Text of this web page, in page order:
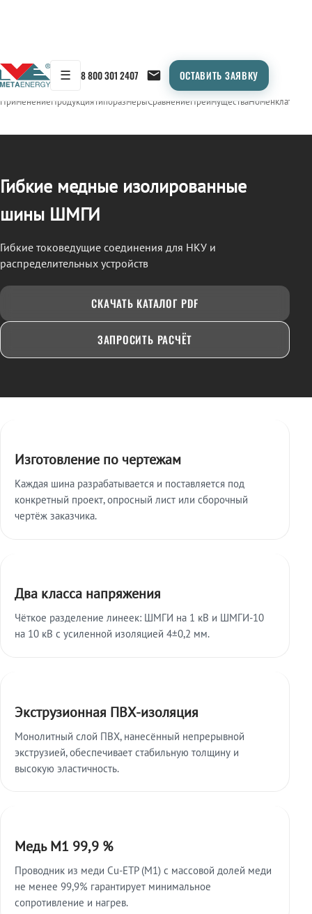
☰ 8 800 301 2407 ОСТАВИТЬ ЗАЯВКУ
← Продукция/ШМГИ
ПрименениеПродукцияТипоразмерыСравнениеПреимуществаНоменклатура
Гибкие медные изолированные
шины ШМГИ
Гибкие токоведущие соединения для НКУ и
распределительных устройств
СКАЧАТЬ КАТАЛОГ PDF
ЗАПРОСИТЬ РАСЧЁТ
Изготовление по чертежам
Каждая шина разрабатывается и поставляется под
конкретный проект, опросный лист или сборочный
чертёж заказчика.
Два класса напряжения
Чёткое разделение линеек: ШМГИ на 1 кВ и ШМГИ-10
на 10 кВ с усиленной изоляцией 4±0,2 мм.
Экструзионная ПВХ-изоляция
Монолитный слой ПВХ, нанесённый непрерывной
экструзией, обеспечивает стабильную толщину и
высокую эластичность.
Медь М1 99,9 %
Проводник из меди Cu-ETP (M1) с массовой долей меди
не менее 99,9% гарантирует минимальное
сопротивление и нагрев.